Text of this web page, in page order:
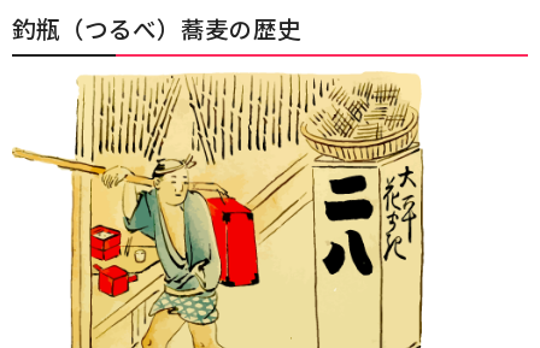
釣瓶（つるべ）蕎麦の歴史